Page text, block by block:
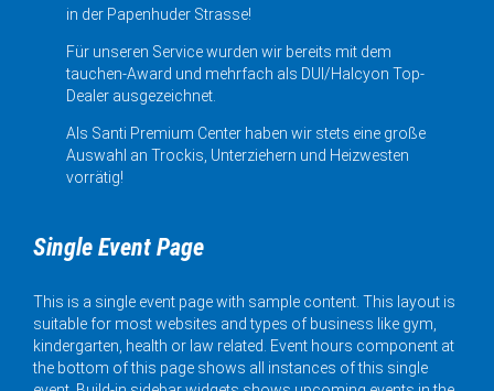
in der Papenhuder Strasse!
Für unseren Service wurden wir bereits mit dem
tauchen-Award und mehrfach als DUI/Halcyon Top-
Dealer ausgezeichnet.
Als Santi Premium Center haben wir stets eine große
Auswahl an Trockis, Unterziehern und Heizwesten
vorrätig!
Single Event Page
This is a single event page with sample content. This layout is
suitable for most websites and types of business like gym,
kindergarten, health or law related. Event hours component at
the bottom of this page shows all instances of this single